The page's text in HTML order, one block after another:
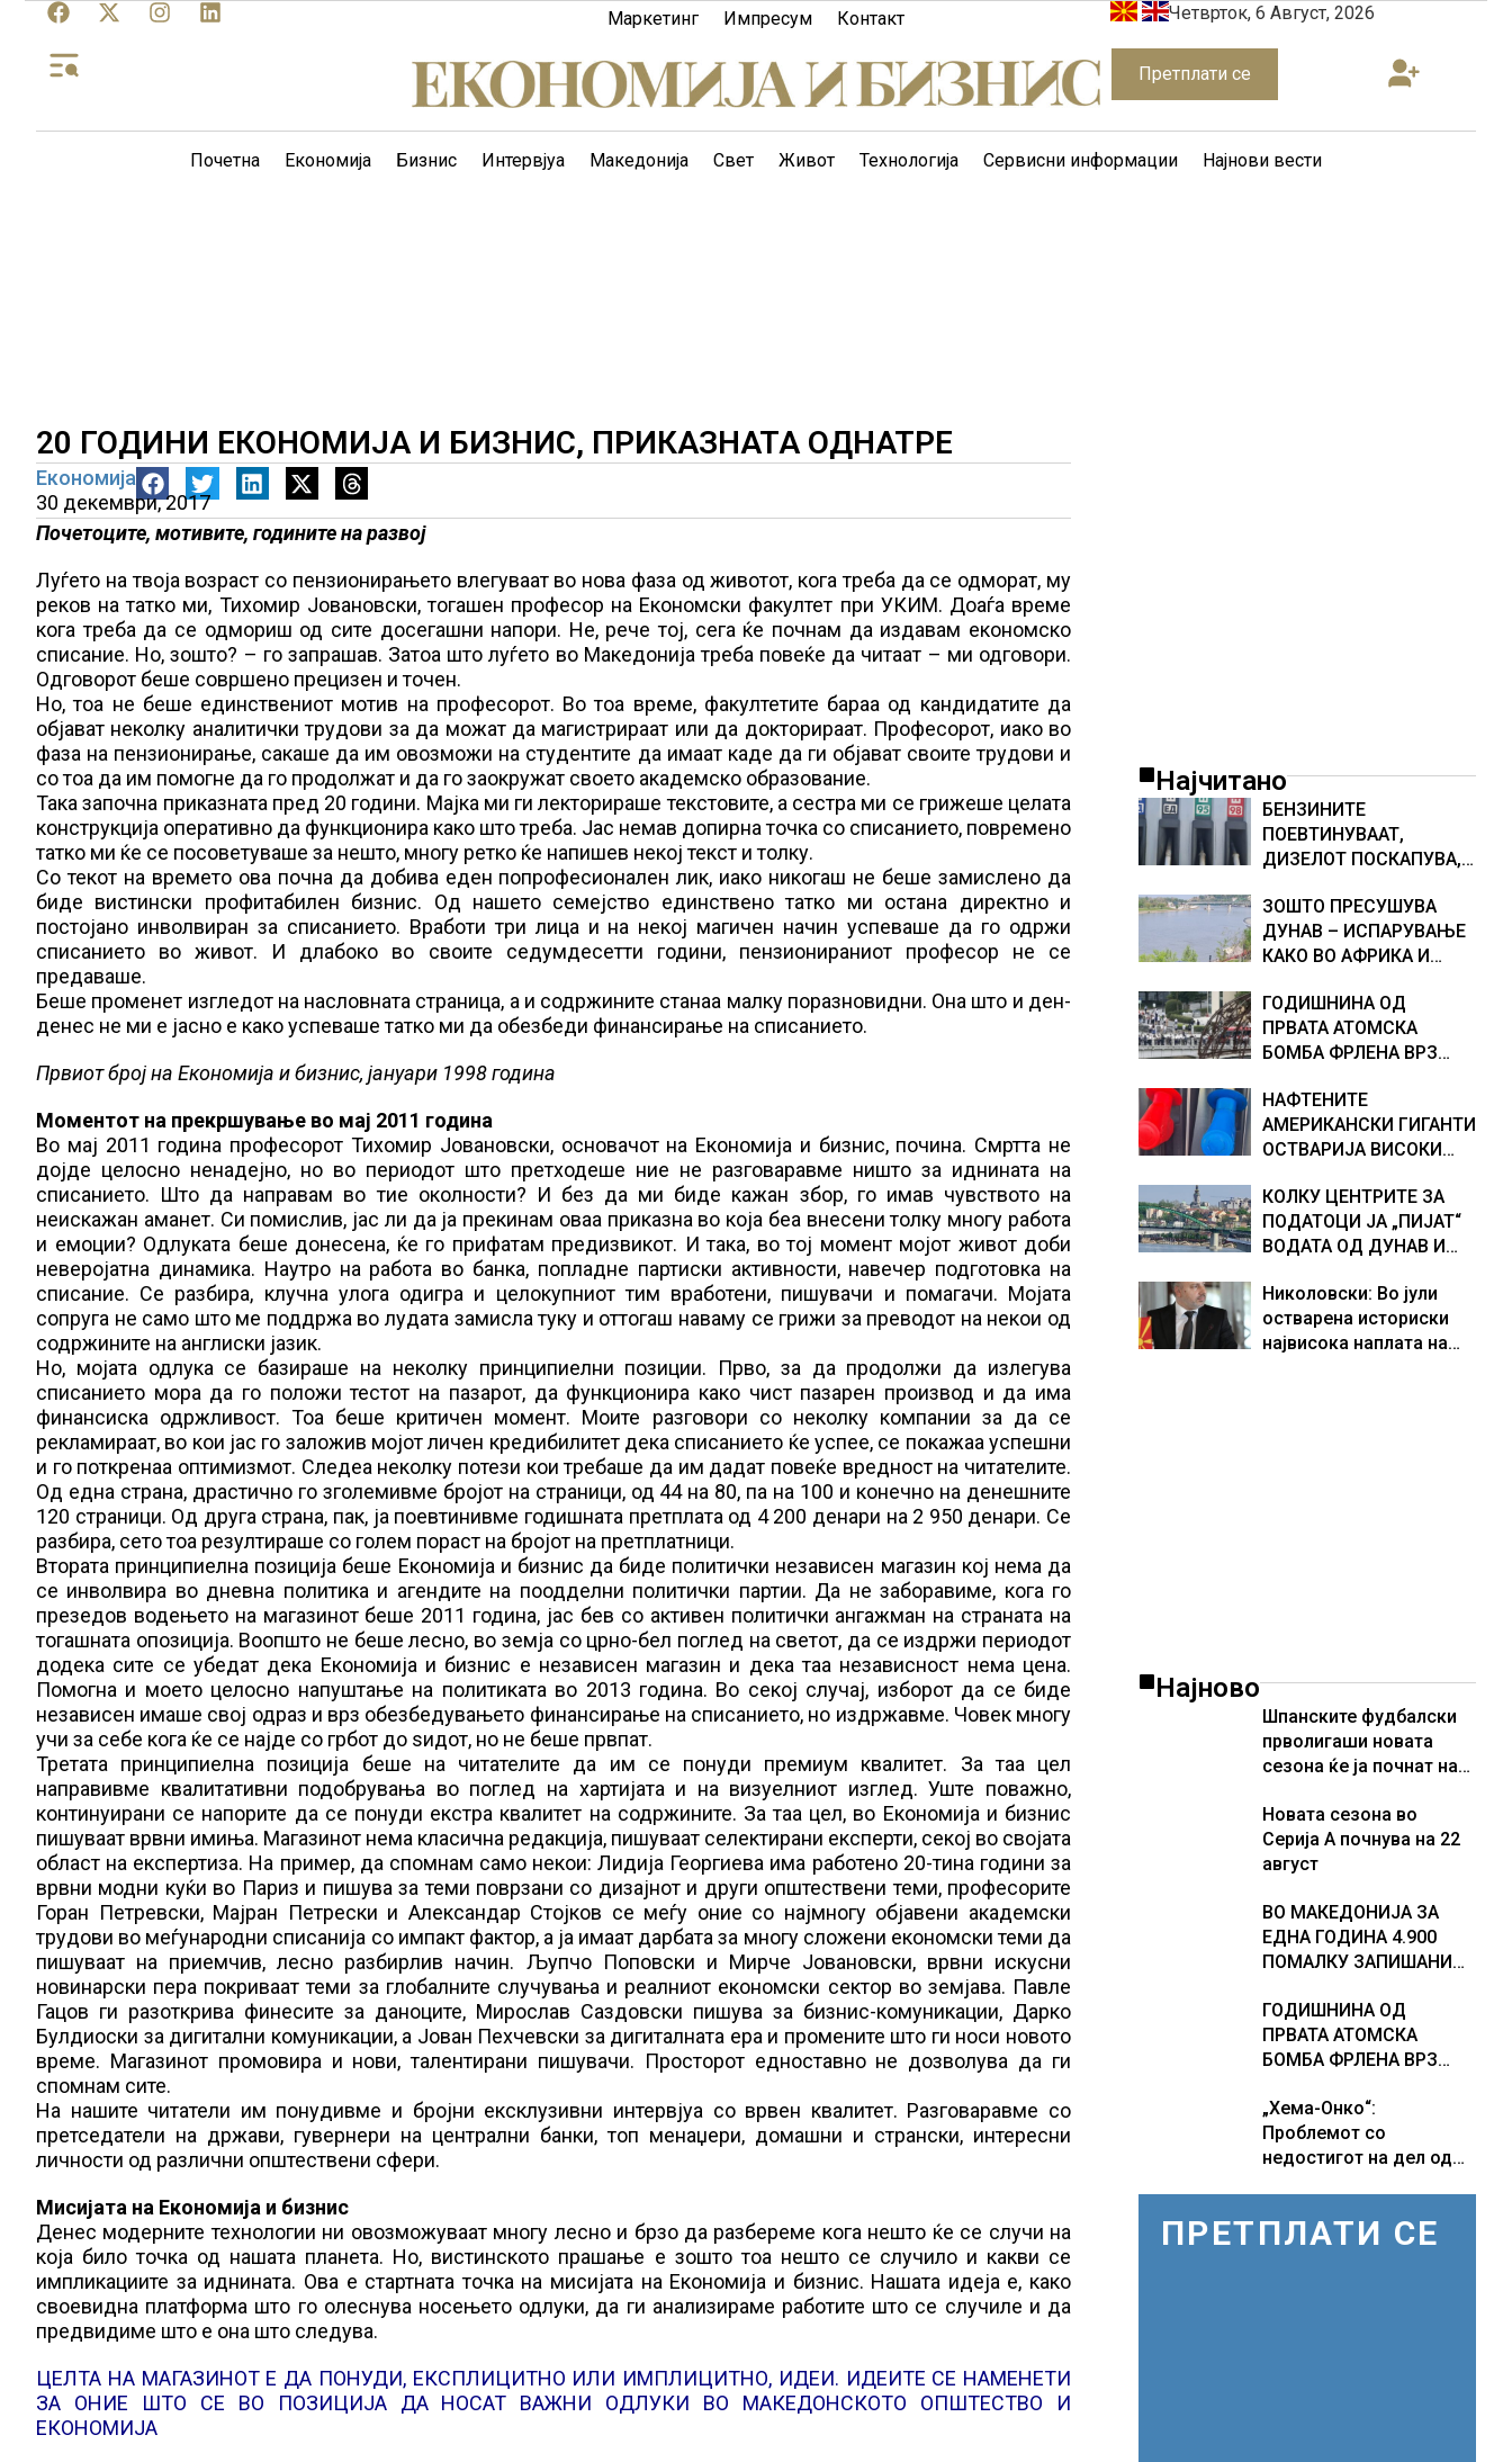
Маркетинг Импресум Контакт Четврток, 6 Август, 2026
Претплати се
Почетна Економија Бизнис Интервјуа Македонија Свет Живот Технологија Сервисни информации Најнови вести
20 ГОДИНИ ЕКОНОМИЈА И БИЗНИС, ПРИКАЗНАТА ОДНАТРЕ
Економија
30 декември, 2017
Почетоците, мотивите, годините на развој
Луѓето на твоја возраст со пензионирањето влегуваат во нова фаза од животот, кога треба да се одморат, му
реков на татко ми, Тихомир Јовановски, тогашен професор на Економски факултет при УКИМ. Доаѓа време
кога треба да се одмориш од сите досегашни напори. Не, рече тој, сега ќе почнам да издавам економско
списание. Но, зошто? – го запрашав. Затоа што луѓето во Македонија треба повеќе да читаат – ми одговори.
Одговорот беше совршено прецизен и точен.
Но, тоа не беше единствениот мотив на професорот. Во тоа време, факултетите бараа од кандидатите да
објават неколку аналитички трудови за да можат да магистрираат или да докторираат. Професорот, иако во
фаза на пензионирање, сакаше да им овозможи на студентите да имаат каде да ги објават своите трудови и
со тоа да им помогне да го продолжат и да го заокружат своето академско образование.
Така започна приказната пред 20 години. Мајка ми ги лекторираше текстовите, а сестра ми се грижеше целата
конструкција оперативно да функционира како што треба. Јас немав допирна точка со списанието, повремено
татко ми ќе се посоветуваше за нешто, многу ретко ќе напишев некој текст и толку.
Со текот на времето ова почна да добива еден попрофесионален лик, иако никогаш не беше замислено да
биде вистински профитабилен бизнис. Од нашето семејство единствено татко ми остана директно и
постојано инволвиран за списанието. Вработи три лица и на некој магичен начин успеваше да го одржи
списанието во живот. И длабоко во своите седумдесетти години, пензионираниот професор не се
предаваше.
Беше променет изгледот на насловната страница, а и содржините станаа малку поразновидни. Она што и ден-
денес не ми е јасно е како успеваше татко ми да обезбеди финансирање на списанието.
Првиот број на Економија и бизнис, јануари 1998 година
Моментот на прекршување во мај 2011 година
Во мај 2011 година професорот Тихомир Јовановски, основачот на Економија и бизнис, почина. Смртта не
дојде целосно ненадејно, но во периодот што претходеше ние не разговаравме ништо за иднината на
списанието. Што да направам во тие околности? И без да ми биде кажан збор, го имав чувството на
неискажан аманет. Си помислив, јас ли да ја прекинам оваа приказна во која беа внесени толку многу работа
и емоции? Одлуката беше донесена, ќе го прифатам предизвикот. И така, во тој момент мојот живот доби
неверојатна динамика. Наутро на работа во банка, попладне партиски активности, навечер подготовка на
списание. Се разбира, клучна улога одигра и целокупниот тим вработени, пишувачи и помагачи. Мојата
сопруга не само што ме поддржа во лудата замисла туку и оттогаш наваму се грижи за преводот на некои од
содржините на англиски јазик.
Но, мојата одлука се базираше на неколку принципиелни позиции. Прво, за да продолжи да излегува
списанието мора да го положи тестот на пазарот, да функционира како чист пазарен производ и да има
финансиска одржливост. Тоа беше критичен момент. Моите разговори со неколку компании за да се
рекламираат, во кои јас го заложив мојот личен кредибилитет дека списанието ќе успее, се покажаа успешни
и го поткренаа оптимизмот. Следеа неколку потези кои требаше да им дадат повеќе вредност на читателите.
Од една страна, драстично го зголемивме бројот на страници, од 44 на 80, па на 100 и конечно на денешните
120 страници. Од друга страна, пак, ја поевтинивме годишната претплата од 4 200 денари на 2 950 денари. Се
разбира, сето тоа резултираше со голем пораст на бројот на претплатници.
Втората принципиелна позиција беше Економија и бизнис да биде политички независен магазин кој нема да
се инволвира во дневна политика и агендите на поодделни политички партии. Да не заборавиме, кога го
презедов водењето на магазинот беше 2011 година, јас бев со активен политички ангажман на страната на
тогашната опозиција. Воопшто не беше лесно, во земја со црно-бел поглед на светот, да се издржи периодот
додека сите се убедат дека Економија и бизнис е независен магазин и дека таа независност нема цена.
Помогна и моето целосно напуштање на политиката во 2013 година. Во секој случај, изборот да се биде
независен имаше свој одраз и врз обезбедувањето финансирање на списанието, но издржавме. Човек многу
учи за себе кога ќе се најде со грбот до ѕидот, но не беше првпат.
Третата принципиелна позиција беше на читателите да им се понуди премиум квалитет. За таа цел
направивме квалитативни подобрувања во поглед на хартијата и на визуелниот изглед. Уште поважно,
континуирани се напорите да се понуди екстра квалитет на содржините. За таа цел, во Економија и бизнис
пишуваат врвни имиња. Магазинот нема класична редакција, пишуваат селектирани експерти, секој во својата
област на експертиза. На пример, да спомнам само некои: Лидија Георгиева има работено 20-тина години за
врвни модни куќи во Париз и пишува за теми поврзани со дизајнот и други општествени теми, професорите
Горан Петревски, Мајран Петрески и Александар Стојков се меѓу оние со најмногу објавени академски
трудови во меѓународни списанија со импакт фактор, а ја имаат дарбата за многу сложени економски теми да
пишуваат на приемчив, лесно разбирлив начин. Љупчо Поповски и Мирче Јовановски, врвни искусни
новинарски пера покриваат теми за глобалните случувања и реалниот економски сектор во земјава. Павле
Гацов ги разоткрива финесите за даноците, Мирослав Саздовски пишува за бизнис-комуникации, Дарко
Булдиоски за дигитални комуникации, а Јован Пехчевски за дигиталната ера и промените што ги носи новото
време. Магазинот промовира и нови, талентирани пишувачи. Просторот едноставно не дозволува да ги
спомнам сите.
На нашите читатели им понудивме и бројни ексклузивни интервјуа со врвен квалитет. Разговаравме со
претседатели на држави, гувернери на централни банки, топ менаџери, домашни и странски, интересни
личности од различни општествени сфери.
Мисијата на Економија и бизнис
Денес модерните технологии ни овозможуваат многу лесно и брзо да разбереме кога нешто ќе се случи на
која било точка од нашата планета. Но, вистинското прашање е зошто тоа нешто се случило и какви се
импликациите за иднината. Ова е стартната точка на мисијата на Економија и бизнис. Нашата идеја е, како
своевидна платформа што го олеснува носењето одлуки, да ги анализираме работите што се случиле и да
предвидиме што е она што следува.
ЦЕЛТА НА МАГАЗИНОТ Е ДА ПОНУДИ, ЕКСПЛИЦИТНО ИЛИ ИМПЛИЦИТНО, ИДЕИ. ИДЕИТЕ СЕ НАМЕНЕТИ
ЗА ОНИЕ ШТО СЕ ВО ПОЗИЦИЈА ДА НОСАТ ВАЖНИ ОДЛУКИ ВО МАКЕДОНСКОТО ОПШТЕСТВО И
ЕКОНОМИЈА
Најчитано
БЕНЗИНИТЕ
ПОЕВТИНУВААТ,
ДИЗЕЛОТ ПОСКАПУВА,
ГОРИВАТА
ЗОШТО ПРЕСУШУВА
ДУНАВ – ИСПАРУВАЊЕ
КАКО ВО АФРИКА И
ВОДА, објаснување на
хидрогеолог од Србија
ГОДИШНИНА ОД
ПРВАТА АТОМСКА
БОМБА ФРЛЕНА ВРЗ
ШТО НАПРАВИВМЕ“,
како дел од екипажот
во авионот „Енола Геј“ и
бомбардирањето го
доживуваа овој настан
што го промени текот
НАФТЕНИТЕ
АМЕРИКАНСКИ ГИГАНТИ
ОСТВАРИЈА ВИСОКИ
ОД НИВ ДА ГИ НАМАЛАТ
ЦЕНИТЕ НА ГОРИВАТА
КОЛКУ ЦЕНТРИТЕ ЗА
ПОДАТОЦИ ЈА „ПИЈАТ“
ВОДАТА ОД ДУНАВ И
Германија е лидер во
Европа по бројот на
изградени центри за
Николовски: Во јули
остварена историски
највисока наплата на
Најново
Шпанските фудбалски
прволигаши новата
сезона ќе ја почнат на
Новата сезона во
Серија А почнува на 22
август
ВО МАКЕДОНИЈА ЗА
ЕДНА ГОДИНА 4.900
ПОМАЛКУ ЗАПИШАНИ
ГОДИШНИНА ОД
ПРВАТА АТОМСКА
БОМБА ФРЛЕНА ВРЗ
ШТО НАПРАВИВМЕ“,
како дел од екипажот
во авионот „Енола Геј“ и
доживуваа овој настан
„Хема-Онко“:
Проблемот со
недостигот на дел од
во моментот е
ПРЕТПЛАТИ СЕ